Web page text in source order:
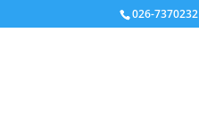
026-7370232